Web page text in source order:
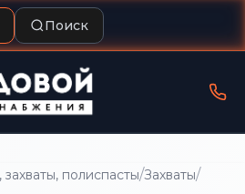
Поиск
захваты, полиспасты/Захваты/